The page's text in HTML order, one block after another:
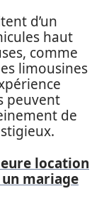
d’un
haut
comme
limousines
peuvent
de
location
mariage